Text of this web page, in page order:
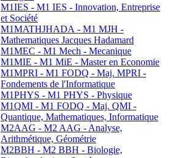
M1IES - M1 IES - Innovation, Entreprise
et Société
M1MATHJHADA - M1 MJH -
Mathematiques Jacques Hadamard
M1MEC - M1 Mech - Mecanique
M1MIE - M1 MiE - Master en Economie
M1MPRI - M1 FODQ - Maj. MPRI -
Fondements de l'Informatique
M1PHYS - M1 PHYS - Physique
M1QMI - M1 FODQ - Maj. QMI -
Quantique, Mathematiques, Informatique
M2AAG - M2 AAG - Analyse,
Arithmétique, Géométrie
M2BBH - M2 BBH - Biologie,